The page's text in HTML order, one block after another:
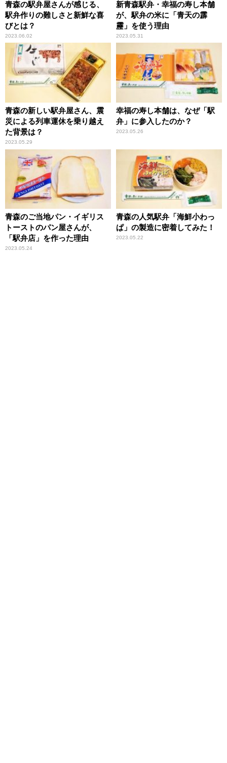
青森の駅弁屋さんが感じる、
駅弁作りの難しさと新鮮な喜
びとは？
2023.06.02
新青森駅弁・幸福の寿し本舗
が、駅弁の米に「青天の霹
靂」を使う理由
2023.05.31
青森の新しい駅弁屋さん、震
災による列車運休を乗り越え
た背景は？
2023.05.29
幸福の寿し本舗は、なぜ「駅
弁」に参入したのか？
2023.05.26
青森のご当地パン・イギリス
トーストのパン屋さんが、
「駅弁店」を作った理由
2023.05.24
青森の人気駅弁「海鮮小わっ
ぱ」の製造に密着してみた！
2023.05.22